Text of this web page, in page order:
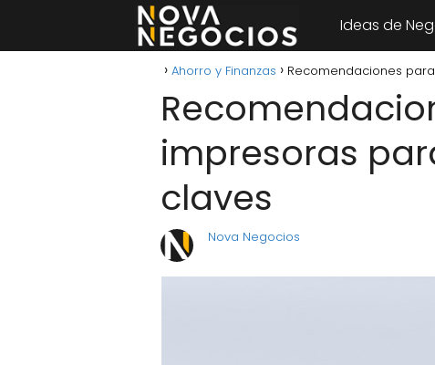
Ideas de
Ahorro y Finanzas Recomendaciones
impresoras
claves
Nova Negocios